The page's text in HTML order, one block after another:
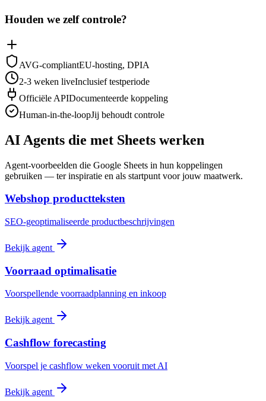
Houden we zelf controle?
AVG-compliantEU-hosting, DPIA
2-3 weken liveInclusief testperiode
Officiële APIDocumenteerde koppeling
Human-in-the-loopJij behoudt controle
AI Agents die met Sheets werken
Agent-voorbeelden die Google Sheets in hun koppelingen
gebruiken — ter inspiratie en als startpunt voor jouw maatwerk.
Webshop productteksten
SEO-geoptimaliseerde productbeschrijvingen
Bekijk agent
Voorraad optimalisatie
Voorspellende voorraadplanning en inkoop
Bekijk agent
Cashflow forecasting
Voorspel je cashflow weken vooruit met AI
Bekijk agent